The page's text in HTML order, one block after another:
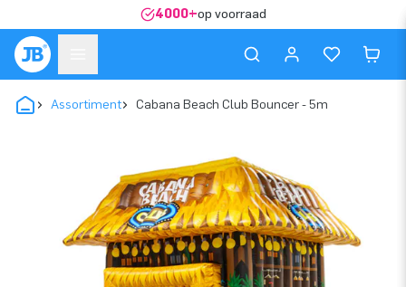
4000+op voorraad
Assortiment Cabana Beach Club Bouncer - 5m